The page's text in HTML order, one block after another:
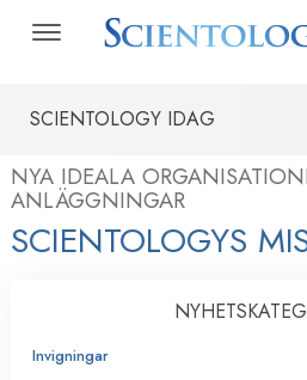
SCIENTOLOGY IDAG
NYA IDEALA
ANLÄGGNINGAR
SCIENTOLOGYS
Invigningar